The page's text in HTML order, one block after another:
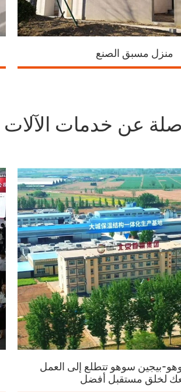
منزل مسبق الصنع
عن خدمات الآلات
بيجين سوهو تتطلع إلى العمل
لخلق مستقبل أفضل